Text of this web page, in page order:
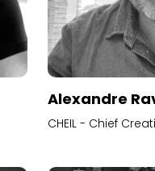
Alexandre
CHEIL - Chief